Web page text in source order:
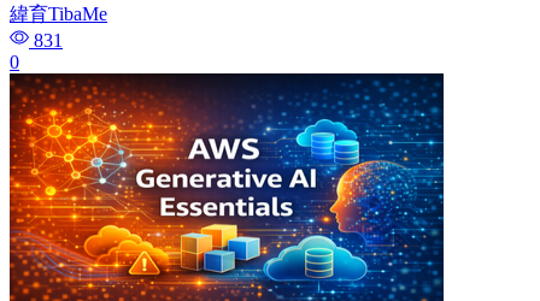
緯育TibaMe
831
0